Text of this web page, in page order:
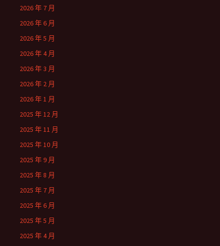
2026 年 7 月
2026 年 6 月
2026 年 5 月
2026 年 4 月
2026 年 3 月
2026 年 2 月
2026 年 1 月
2025 年 12 月
2025 年 11 月
2025 年 10 月
2025 年 9 月
2025 年 8 月
2025 年 7 月
2025 年 6 月
2025 年 5 月
2025 年 4 月